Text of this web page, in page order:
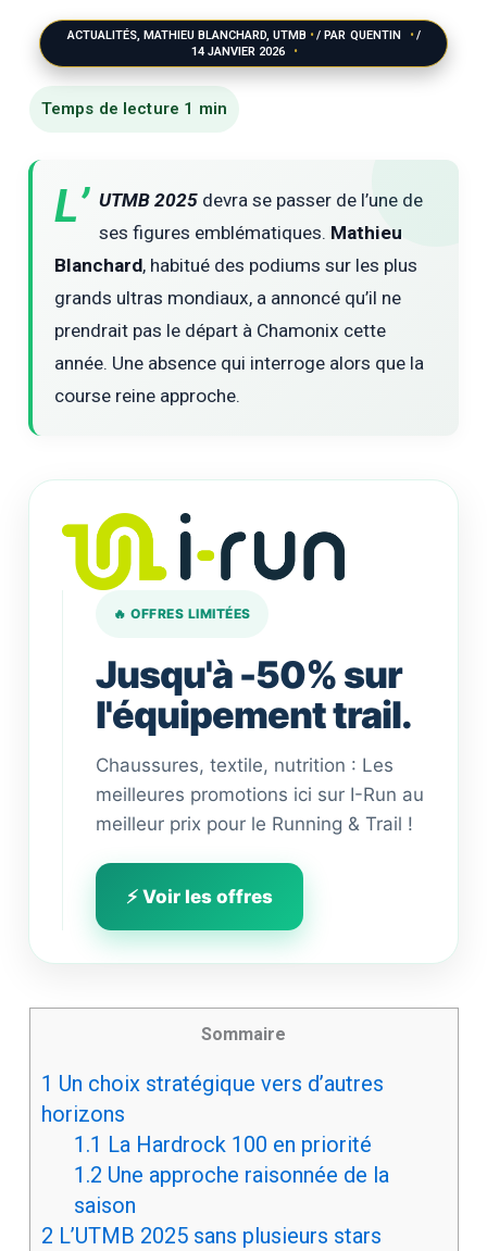
ACTUALITÉS, MATHIEU BLANCHARD,UTMB / PAR QUENTIN
/
14 JANVIER 2026
L’ UTMB 2025 devra se passer de l’une de
ses figures emblématiques. Mathieu
Blanchard, habitué des podiums sur les plus
grands ultras mondiaux, a annoncé qu’il ne
prendrait pas le départ à Chamonix cette
année. Une absence qui interroge alors que la
course reine approche.
🔥 OFFRES LIMITÉES
Jusqu'à -50% sur
l'équipement trail.
Chaussures, textile, nutrition : Les
meilleures promotions ici sur I-Run au
meilleur prix pour le Running & Trail !
⚡ Voir les offres
Sommaire
1 Un choix stratégique vers d’autres
horizons
1.1 La Hardrock 100 en priorité
1.2 Une approche raisonnée de la
saison
2 L’UTMB 2025 sans plusieurs stars